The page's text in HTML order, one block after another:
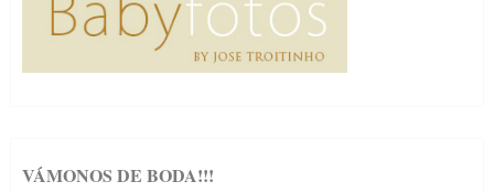
VÁMONOS DE BODA!!!